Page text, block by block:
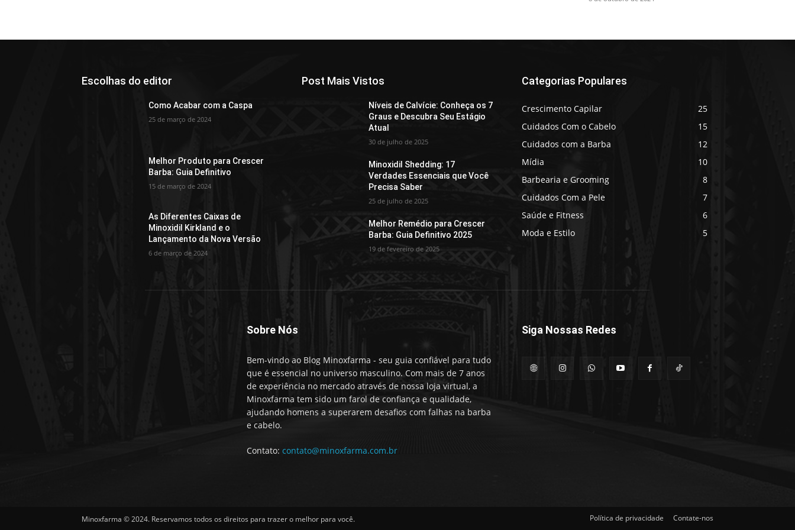
Escolhas do editor
Como Acabar com a Caspa
25 de março de 2024
Melhor Produto para Crescer
Barba: Guia Definitivo
15 de março de 2024
As Diferentes Caixas de
Minoxidil Kirkland e o
Lançamento da Nova Versão
6 de março de 2024
Post Mais Vistos
Níveis de Calvície: Conheça os 7
Graus e Descubra Seu Estágio
Atual
30 de julho de 2025
Minoxidil Shedding: 17
Verdades Essenciais que Você
Precisa Saber
25 de julho de 2025
Melhor Remédio para Crescer
Barba: Guia Definitivo 2025
19 de fevereiro de 2025
Categorias Populares
Crescimento Capilar
25
Cuidados Com o Cabelo
15
Cuidados com a Barba
12
Mídia
10
Barbearia e Grooming
8
Cuidados Com a Pele
7
Saúde e Fitness
6
Moda e Estilo
5
Sobre Nós
Bem-vindo ao Blog Minoxfarma - seu guia confiável para tudo
que é essencial no universo masculino. Com mais de 7 anos
de experiência no mercado através de nossa loja virtual, a
Minoxfarma tem sido um farol de confiança e qualidade,
ajudando homens a superarem desafios com falhas na barba
e cabelo.
Contato: contato@minoxfarma.com.br
Siga Nossas Redes
Minoxfarma © 2024. Reservamos todos os direitos para trazer o melhor para você. Política de privacidade Contate-nos